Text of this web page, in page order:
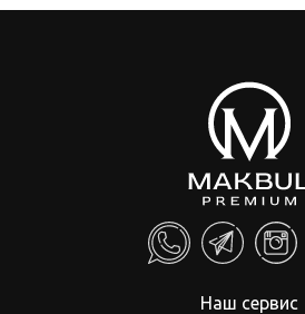
Наш сервис